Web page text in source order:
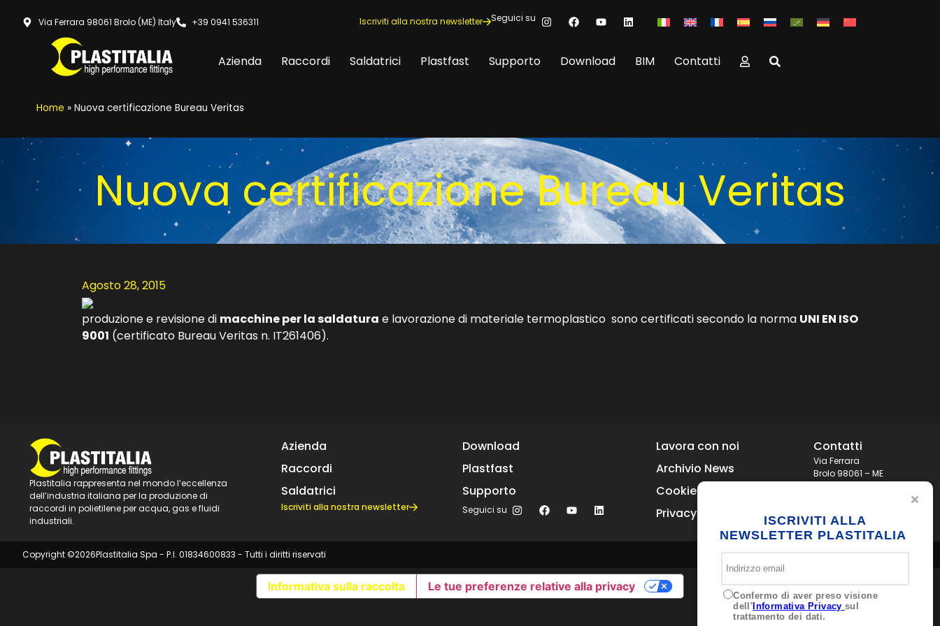
Via Ferrara 98061 Brolo (ME) Italy +39 0941 536311 Iscriviti alla nostra newsletter Seguici su
Azienda Raccordi Saldatrici Plastfast Supporto Download BIM Contatti
Home » Nuova certificazione Bureau Veritas
Nuova certificazione Bureau Veritas
Agosto 28, 2015
produzione e revisione di macchine per la saldatura e lavorazione di materiale termoplastico sono certificati secondo la norma UNI EN ISO
9001 (certificato Bureau Veritas n. IT261406).
Plastitalia rappresenta nel mondo l’eccellenza
dell’industria italiana per la produzione di
raccordi in polietilene per acqua, gas e fluidi
industriali.
Azienda
Raccordi
Saldatrici
Iscriviti alla nostra newsletter
Download
Plastfast
Supporto
Seguici su
Lavora con noi
Archivio News
Cookie Policy
Privacy
Contatti
Via Ferrara
Brolo 98061 – ME
Copyright ©2026Plastitalia Spa - P.I. 01834600833 - Tutti i diritti riservati
ISCRIVITI ALLA
NEWSLETTER PLASTITALIA
Confermo di aver preso visione
dell' Informativa Privacysul
trattamento dei dati.
Informativa sulla raccolta Le tue preferenze relative alla privacy